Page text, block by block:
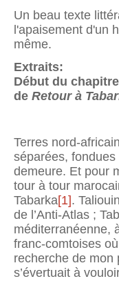
Un beau texte
l'apaisement d'un
même.
Extraits:
Début du
de Retour à
Terres nord-
séparées,
demeure. Et pour
tour à tour
Tabarka[1].
de l’Anti-Atlas ;
méditerranéenne,
franc-comtoises
recherche de mon
s’éver­tuait à